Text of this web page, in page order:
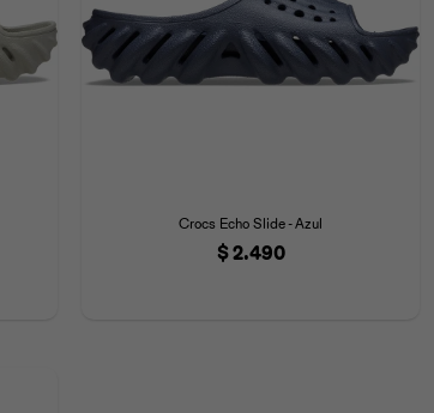
Crocs Echo Slide - Azul
$2.490